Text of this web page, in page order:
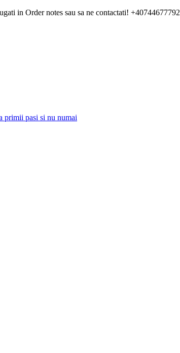
in Order notes sau sa ne contactati! +40744677792
primii pasi si nu numai